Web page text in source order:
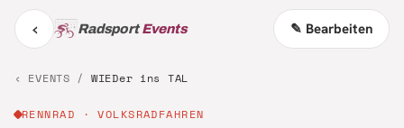
‹ RadsportEvents ✎ Bearbeiten
‹ EVENTS / WIEDer ins TAL
RENNRAD · VOLKSRADFAHREN